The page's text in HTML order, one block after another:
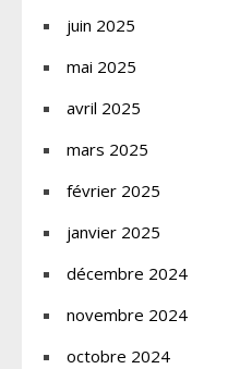
juin 2025
mai 2025
avril 2025
mars 2025
février 2025
janvier 2025
décembre 2024
novembre 2024
octobre 2024